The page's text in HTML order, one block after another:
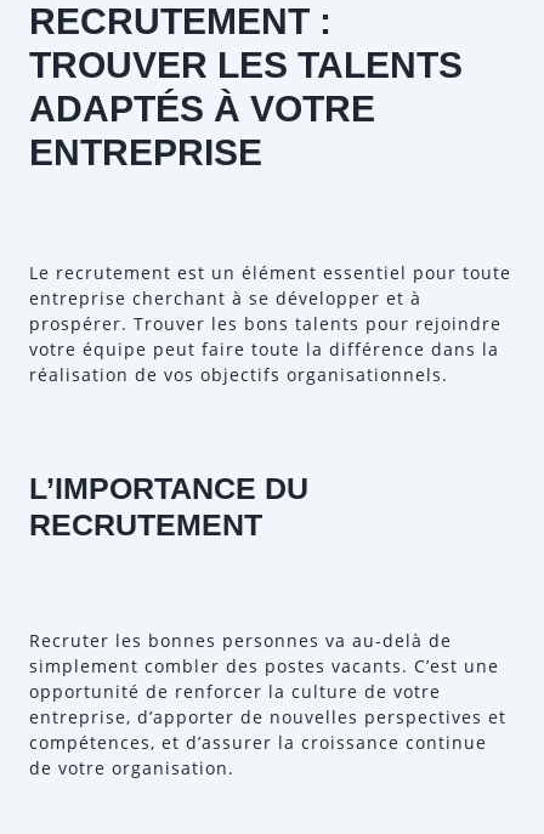
RECRUTEMENT :
TROUVER LES TALENTS
ADAPTÉS À VOTRE
ENTREPRISE
Le recrutement est un élément essentiel pour toute
entreprise cherchant à se développer et à
prospérer. Trouver les bons talents pour rejoindre
votre équipe peut faire toute la différence dans la
réalisation de vos objectifs organisationnels.
L’IMPORTANCE DU
RECRUTEMENT
Recruter les bonnes personnes va au-delà de
simplement combler des postes vacants. C’est une
opportunité de renforcer la culture de votre
entreprise, d’apporter de nouvelles perspectives et
compétences, et d’assurer la croissance continue
de votre organisation.